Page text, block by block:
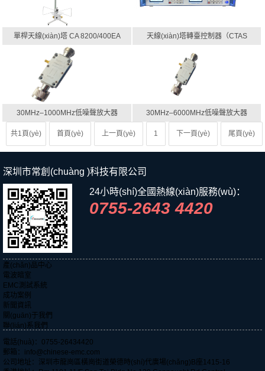
單桿天線(xiàn)塔 CA 8200/400EA 天線(xiàn)塔轉臺控制器（CTAS
830A）
30MHz–1000MHz低噪聲放大器 30MHz–6000MHz低噪聲放大器
共1頁(yè) 首頁(yè) 上一頁(yè) 1 下一頁(yè) 尾頁(yè)
深圳市常創(chuàng )科技有限公司
24小時(shí)全國熱線(xiàn)服務(wù)：
0755-2643 4420
產(chǎn)品中心
電波暗室
EMC測試系統
成功案例
新聞資訊
關(guān)于我們
聯(lián)系我們
電話(huà)：0755-26434420
郵箱：info@chinese-emc.com
公司地址：深圳市龍崗區橫崗街道榮德時(shí)代廣場(chǎng)B座1415-16